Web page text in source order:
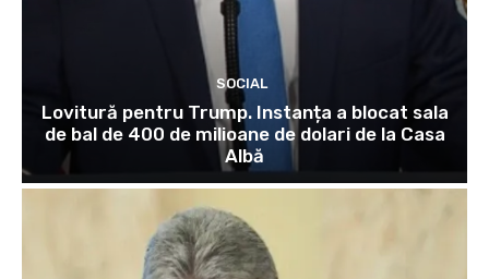
SOCIAL
Lovitură pentru Trump. Instanța a blocat sala
de bal de 400 de milioane de dolari de la Casa
Albă